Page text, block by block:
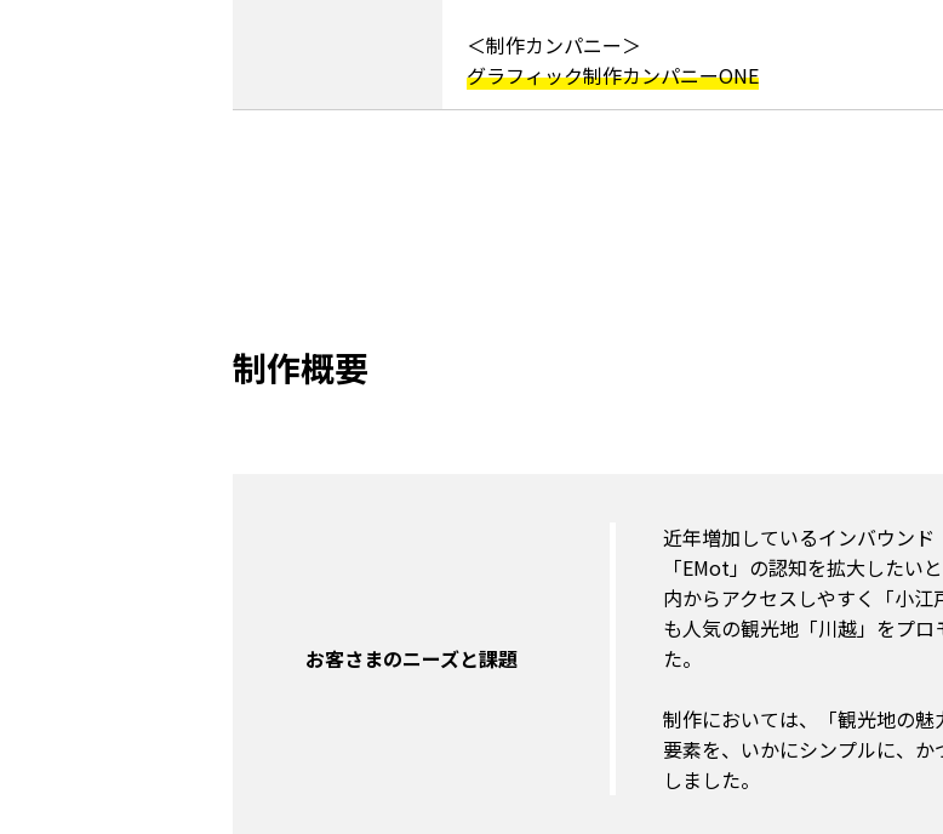
＜制作カンパニー＞
グラフィック制作カンパニーONE
制作概要
お客さまのニーズと課題
近年増加しているインバウン
「EMot」の認知を拡大したい
内からアクセスしやすく「小
も人気の観光地「川越」をプ
た。
制作においては、「観光地の
要素を、いかにシンプルに、
しました。